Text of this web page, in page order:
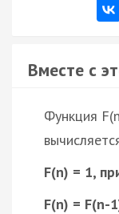
Вместе с
Функция
F(n) = 1,
F(n) = F(n-